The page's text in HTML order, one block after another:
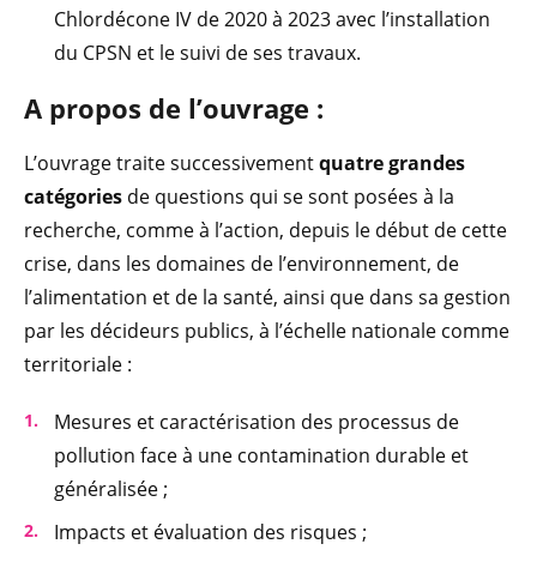
Chlordécone IV de 2020 à 2023 avec l’installation
du CPSN et le suivi de ses travaux.
A propos de l’ouvrage :
L’ouvrage traite successivementquatre grandes
catégories de questions qui se sont posées à la
recherche, comme à l’action, depuis le début de cette
crise, dans les domaines de l’environnement, de
l’alimentation et de la santé, ainsi que dans sa gestion
par les décideurs publics, à l’échelle nationale comme
territoriale :
Mesures et caractérisation des processus de
pollution face à une contamination durable et
généralisée ;
Impacts et évaluation des risques ;